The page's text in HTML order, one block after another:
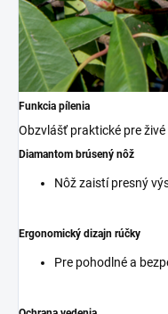
Funkcia pílenia
Obzvlášť praktické pre
Diamantom brúsený nôž
Nôž zaistí presný
Ergonomický dizajn rúčky
Pre pohodlné a